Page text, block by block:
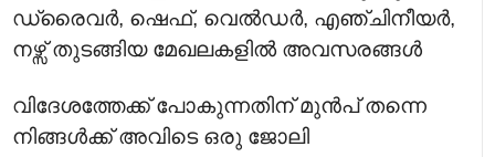
ഡ്രൈവർ, ഷെഫ്, വെൽഡർ, എഞ്ചിനീയർ,
നഴ്സ് തുടങ്ങിയ മേഖലകളിൽ അവസരങ്ങൾ
വിദേശത്തേക്ക് പോകുന്നതിന് മുൻപ് തന്നെ
നിങ്ങൾക്ക് അവിടെ ഒരു ജോലി